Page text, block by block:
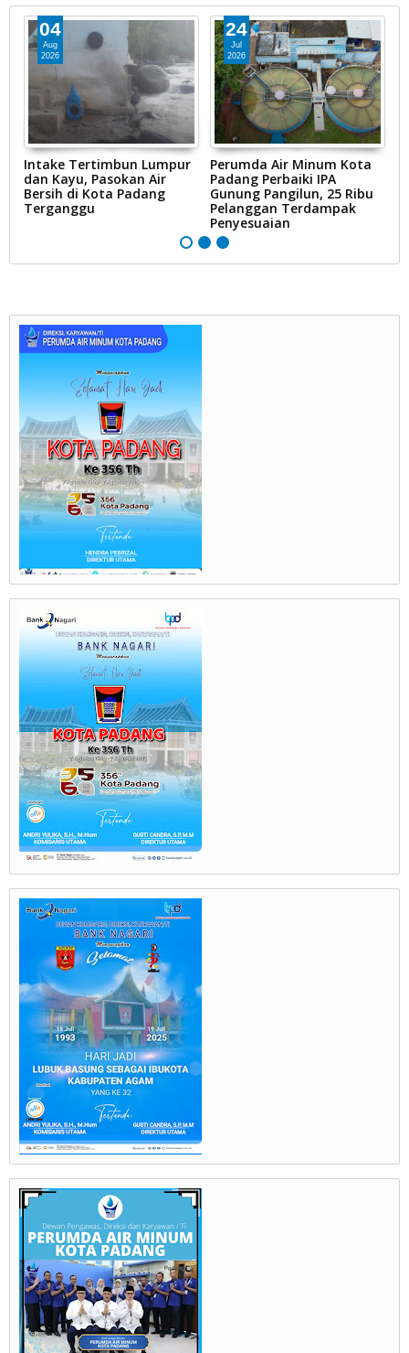
04
Aug
2026
Intake Tertimbun Lumpur
dan Kayu, Pasokan Air
Bersih di Kota Padang
Terganggu
24
Jul
2026
Perumda Air Minum Kota
Padang Perbaiki IPA
Gunung Pangilun, 25 Ribu
Pelanggan Terdampak
Penyesuaian